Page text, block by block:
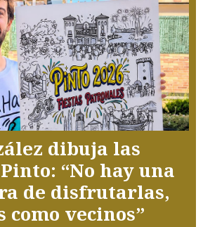
dibuja las
“No hay una
de disfrutarlas,
como vecinos”